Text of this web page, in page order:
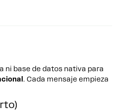
ni base de datos nativa para
. Cada mensaje empieza